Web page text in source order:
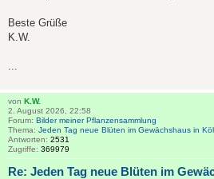
Beste Grüße
K.W.
von K.W.
2. August 2026, 22:58
Forum: Bilder meiner Pflanzensammlung
Thema: Jeden Tag neue Blüten im Gewächshaus in
Antworten: 2531
Zugriffe: 369979
Re: Jeden Tag neue Blüten im